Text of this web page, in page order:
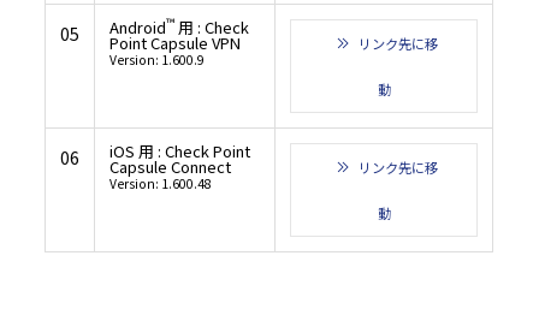
05 Android™ 用 : Check
Point Capsule VPN
Version: 1.600.9
リンク先に移
動
06 iOS 用 : Check Point
Capsule Connect
Version: 1.600.48
リンク先に移
動